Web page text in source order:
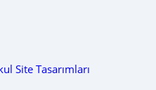
Site Tasarımları